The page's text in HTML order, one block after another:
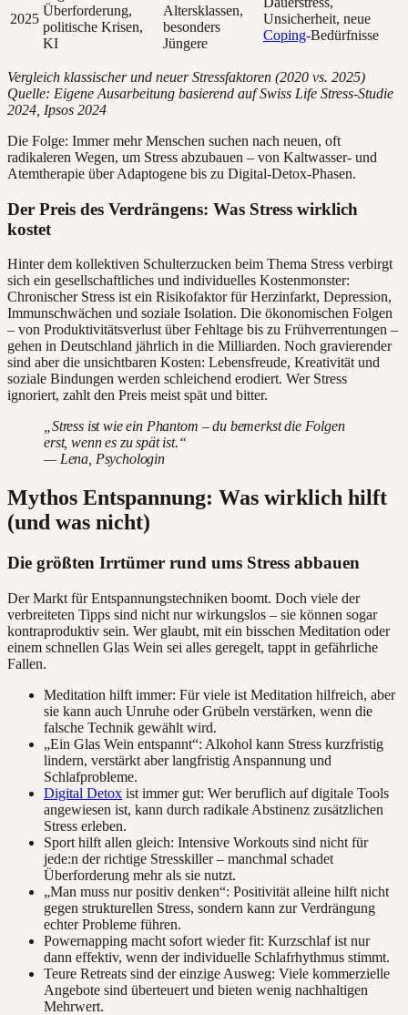
2025
Überforderung,
politische Krisen,
KI
Altersklassen,
besonders
Jüngere
Unsicherheit, neue
Coping-Bedürfnisse
Vergleich klassischer und neuer Stressfaktoren (2020 vs. 2025)
Quelle: Eigene Ausarbeitung basierend auf Swiss Life Stress-Studie
2024, Ipsos 2024
Die Folge: Immer mehr Menschen suchen nach neuen, oft
radikaleren Wegen, um Stress abzubauen – von Kaltwasser- und
Atemtherapie über Adaptogene bis zu Digital-Detox-Phasen.
Der Preis des Verdrängens: Was Stress wirklich
kostet
Hinter dem kollektiven Schulterzucken beim Thema Stress verbirgt
sich ein gesellschaftliches und individuelles Kostenmonster:
Chronischer Stress ist ein Risikofaktor für Herzinfarkt, Depression,
Immunschwächen und soziale Isolation. Die ökonomischen Folgen
– von Produktivitätsverlust über Fehltage bis zu Frühverrentungen –
gehen in Deutschland jährlich in die Milliarden. Noch gravierender
sind aber die unsichtbaren Kosten: Lebensfreude, Kreativität und
soziale Bindungen werden schleichend erodiert. Wer Stress
ignoriert, zahlt den Preis meist spät und bitter.
„Stress ist wie ein Phantom – du bemerkst die Folgen
erst, wenn es zu spät ist.“
— Lena, Psychologin
Mythos Entspannung: Was wirklich hilft
(und was nicht)
Die größten Irrtümer rund ums Stress abbauen
Der Markt für Entspannungstechniken boomt. Doch viele der
verbreiteten Tipps sind nicht nur wirkungslos – sie können sogar
kontraproduktiv sein. Wer glaubt, mit ein bisschen Meditation oder
einem schnellen Glas Wein sei alles geregelt, tappt in gefährliche
Fallen.
Meditation hilft immer: Für viele ist Meditation hilfreich, aber
sie kann auch Unruhe oder Grübeln verstärken, wenn die
falsche Technik gewählt wird.
„Ein Glas Wein entspannt“: Alkohol kann Stress kurzfristig
lindern, verstärkt aber langfristig Anspannung und
Schlafprobleme.
Digital Detox ist immer gut: Wer beruflich auf digitale Tools
angewiesen ist, kann durch radikale Abstinenz zusätzlichen
Stress erleben.
Sport hilft allen gleich: Intensive Workouts sind nicht für
jede:n der richtige Stresskiller – manchmal schadet
Überforderung mehr als sie nutzt.
„Man muss nur positiv denken“: Positivität alleine hilft nicht
gegen strukturellen Stress, sondern kann zur Verdrängung
echter Probleme führen.
Powernapping macht sofort wieder fit: Kurzschlaf ist nur
dann effektiv, wenn der individuelle Schlafrhythmus stimmt.
Teure Retreats sind der einzige Ausweg: Viele kommerzielle
Angebote sind überteuert und bieten wenig nachhaltigen
Mehrwert.